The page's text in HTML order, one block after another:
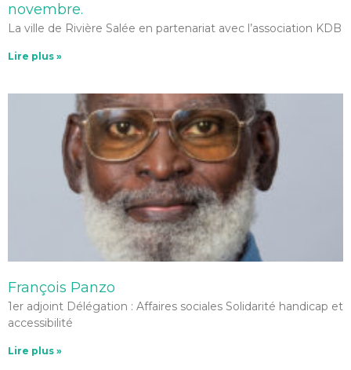
novembre.
La ville de Rivière Salée en partenariat avec l’association KDB
Lire plus »
François Panzo
1er adjoint Délégation : Affaires sociales Solidarité handicap et
accessibilité
Lire plus »